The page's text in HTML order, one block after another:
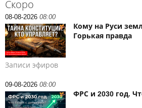
Скоро
08-08-2026 08:00
Кому на Руси
Горькая правда
Записи эфиров
09-08-2026 08:00
ФРС и 2030 год.